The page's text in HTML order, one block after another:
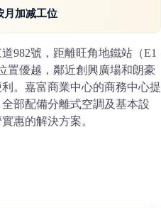
月加减工位
982號，距離旺角地鐵站（E1
置優越，鄰近創興廣場和朗豪
。嘉富商業中心的商務中心提
部配備分離式空調及基本設
惠的解決方案。